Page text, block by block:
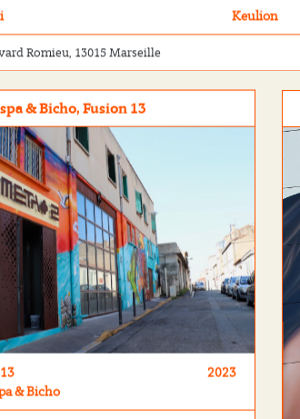
Keulion
Romieu, 13015 Marseille
& Bicho, Fusion 13
& Bicho
2023